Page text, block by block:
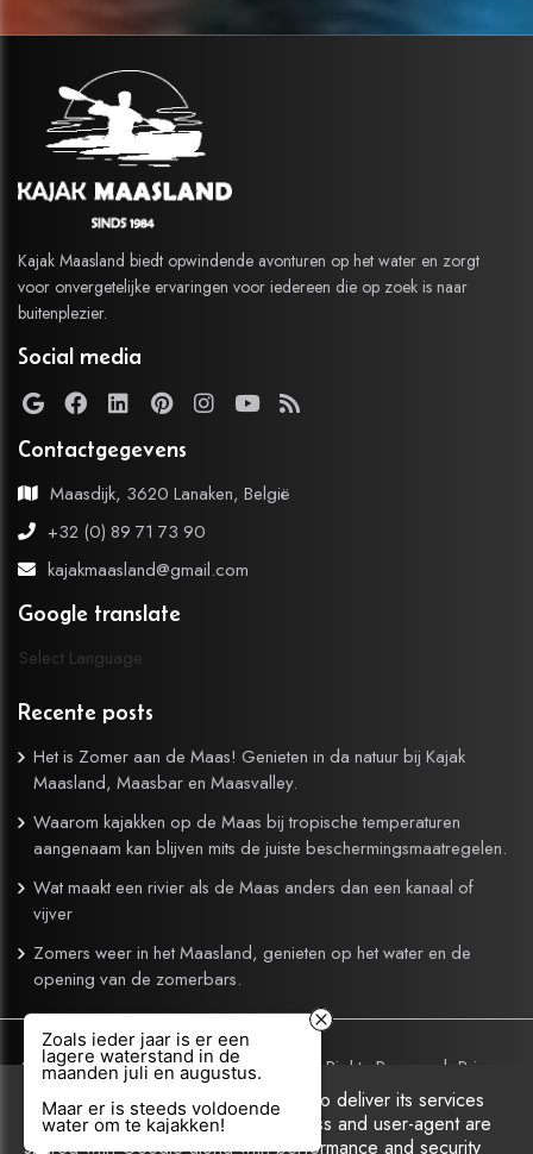
Kajak Maasland biedt opwindende avonturen op het water en zorgt
voor onvergetelijke ervaringen voor iedereen die op zoek is naar
buitenplezier.
Social media
Contactgegevens
Maasdijk, 3620 Lanaken, België
+32 (0) 89 71 73 90
kajakmaasland@gmail.com
Google translate
Select Language
Recente posts
Het is Zomer aan de Maas! Genieten in da natuur bij Kajak
Maasland, Maasbar en Maasvalley.
Waarom kajakken op de Maas bij tropische temperaturen
aangenaam kan blijven mits de juiste beschermingsmaatregelen.
Wat maakt een rivier als de Maas anders dan een kanaal of
vijver
Zomers weer in het Maasland, genieten op het water en de
opening van de zomerbars.
Copyright © 2026 Kajak Maasland. All Rights Reserved. Privacy
UP-TO-DATE WebDesign
This site uses cookies from Google to deliver its services
and to analyze traffic. Your IP address and user-agent are
shared with Google along with performance and security
Zoals ieder jaar is er een
lagere waterstand in de
maanden juli en augustus.
Maar er is steeds voldoende
water om te kajakken!